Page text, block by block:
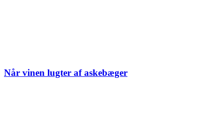
Når vinen lugter af askebæger